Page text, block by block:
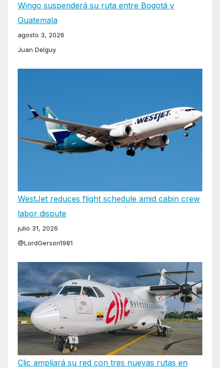
Wingo suspenderá su ruta entre Bogotá y
Guatemala
agosto 3, 2026
Juan Delguy
WestJet reduces flight schedule amid cabin crew
labor dispute
julio 31, 2026
@LordGerson1981
Clic ampliará su red con tres nuevas rutas en